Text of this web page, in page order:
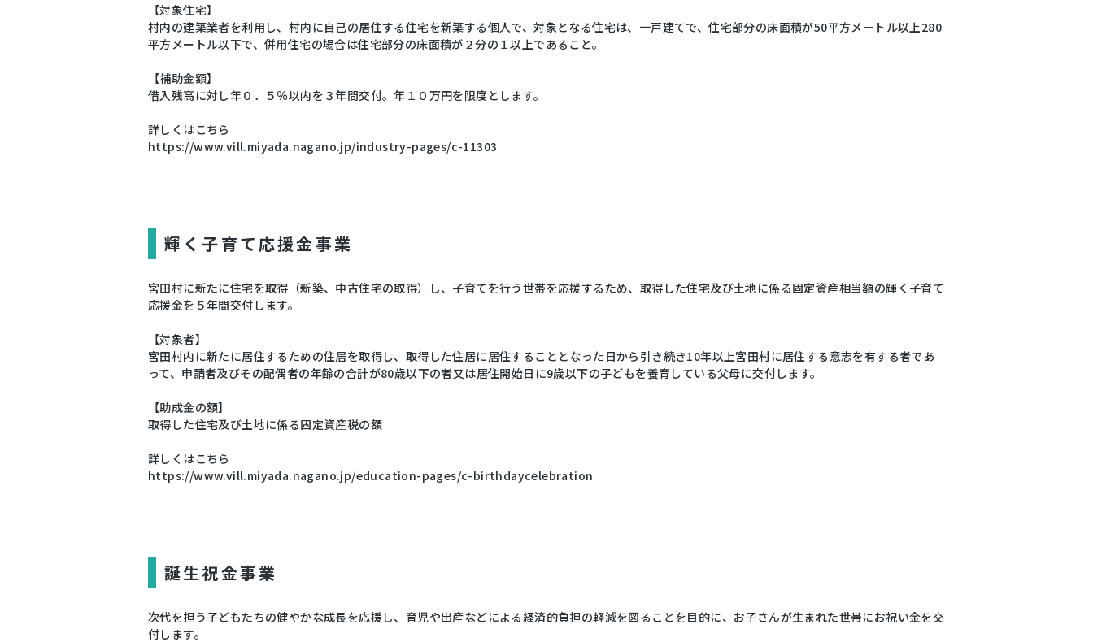
【対象住宅】
村内の建築業者を利用し、村内に自己の居住する住宅を新築する個人で、対象となる住宅は、一戸建てで、住宅部分の床面積が50平方メートル以上280
平方メートル以下で、併用住宅の場合は住宅部分の床面積が２分の１以上であること。
【補助金額】
借入残高に対し年０．５％以内を３年間交付。年１０万円を限度とします。
詳しくはこちら
https://www.vill.miyada.nagano.jp/industry-pages/c-11303
輝く子育て応援金事業
宮田村に新たに住宅を取得（新築、中古住宅の取得）し、子育てを行う世帯を応援するため、取得した住宅及び土地に係る固定資産相当額の輝く子育て
応援金を５年間交付します。
【対象者】
宮田村内に新たに居住するための住居を取得し、取得した住居に居住することとなった日から引き続き10年以上宮田村に居住する意志を有する者であ
って、申請者及びその配偶者の年齢の合計が80歳以下の者又は居住開始日に9歳以下の子どもを養育している父母に交付します。
【助成金の額】
取得した住宅及び土地に係る固定資産税の額
詳しくはこちら
https://www.vill.miyada.nagano.jp/education-pages/c-birthdaycelebration
誕生祝金事業
次代を担う子どもたちの健やかな成長を応援し、育児や出産などによる経済的負担の軽減を図ることを目的に、お子さんが生まれた世帯にお祝い金を交
付します。